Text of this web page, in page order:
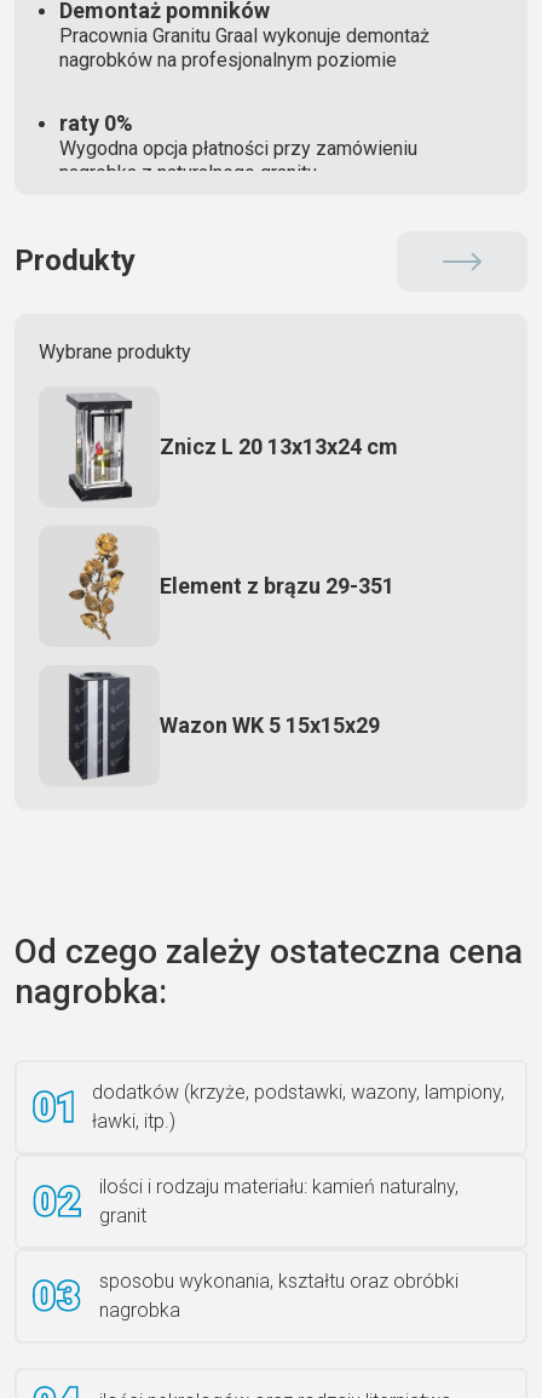
Demontaż pomników
Pracownia Granitu Graal wykonuje demontaż
nagrobków na profesjonalnym poziomie
raty 0%
Wygodna opcja płatności przy zamówieniu
nagrobka z naturalnego granitu
Produkty
Wybrane produkty
Znicz L 20 13x13x24 cm
Element z brązu 29-351
Wazon WK 5 15x15x29
Książka 2
Ławka granitowa LG 12
Od czego zależy ostateczna cena
nagrobka:
dodatków (krzyże, podstawki, wazony, lampiony,
ławki, itp.)
ilości i rodzaju materiału: kamień naturalny,
granit
sposobu wykonania, kształtu oraz obróbki
nagrobka